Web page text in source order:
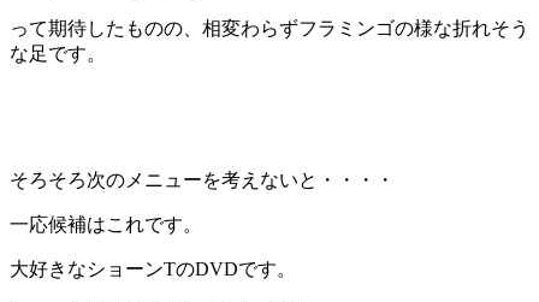
って期待したものの、相変わらずフラミンゴの様な折れそう
な足です。
そろそろ次のメニューを考えないと・・・・
一応候補はこれです。
大好きなショーンTのDVDです。